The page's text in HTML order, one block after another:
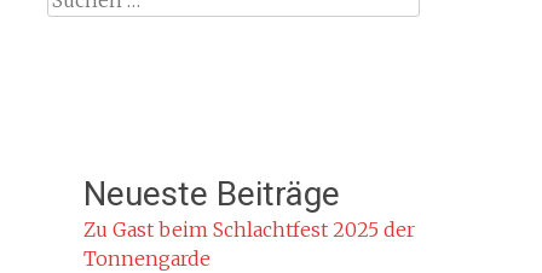
Neueste Beiträge
Zu Gast beim Schlachtfest 2025 der
Tonnengarde